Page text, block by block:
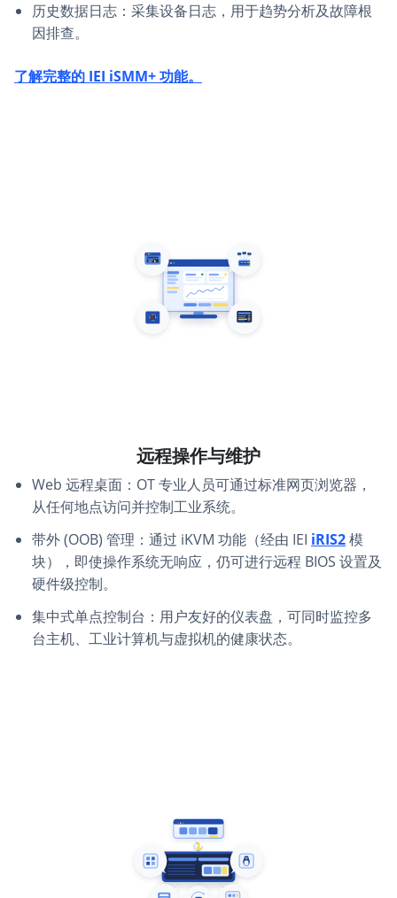
历史数据日志：采集设备日志，用于趋势分析及故障根
因排查。
了解完整的 IEI iSMM+ 功能。
远程操作与维护
Web 远程桌面：OT 专业人员可通过标准网页浏览器，
从任何地点访问并控制工业系统。
带外 (OOB) 管理：通过 iKVM 功能（经由 IEI iRIS2模
块），即使操作系统无响应，仍可进行远程 BIOS 设置及
硬件级控制。
集中式单点控制台：用户友好的仪表盘，可同时监控多
台主机、工业计算机与虚拟机的健康状态。